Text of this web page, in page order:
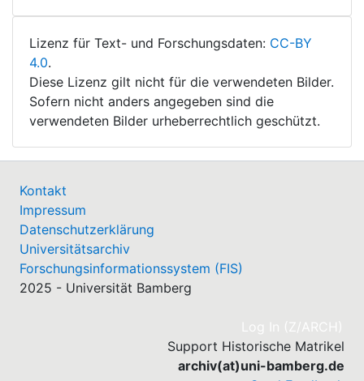
Lizenz für Text- und Forschungsdaten: CC-BY
4.0.
Diese Lizenz gilt nicht für die verwendeten Bilder.
Sofern nicht anders angegeben sind die
verwendeten Bilder urheberrechtlich geschützt.
Kontakt
Impressum
Datenschutzerklärung
Universitätsarchiv
Forschungsinformationssystem (FIS)
2025 - Universität Bamberg
Log In (Z/ARCH)
Support Historische Matrikel
archiv(at)uni-bamberg.de